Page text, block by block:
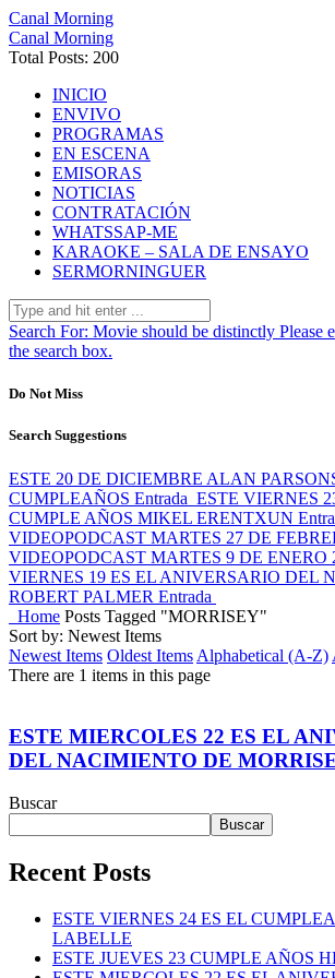
Canal Morning
Canal Morning
Total Posts: 200
INICIO
ENVIVO
PROGRAMAS
EN ESCENA
EMISORAS
NOTICIAS
CONTRATACIÓN
WHATSSAP-ME
KARAOKE – SALA DE ENSAYO
SERMORNINGUER
Search For: Movie should be distinctly Please
the search box.
Do Not Miss
Search Suggestions
ESTE 20 DE DICIEMBRE ALAN
CUMPLEAÑOS Entrada ESTE VIERNES
CUMPLE AÑOS MIKEL ERENTXUN
VIDEOPODCAST MARTES 27 DE
VIDEOPODCAST MARTES 9 DE ENERO
VIERNES 19 ES EL ANIVERSARIO DEL
ROBERT PALMER Entrada
Home Posts Tagged "MORRISEY"
Sort by: Newest Items
Newest Items Oldest Items Alphabetical (A-Z)
There are 1 items in this page
ESTE MIERCOLES 22 ES EL
DEL NACIMIENTO DE
Buscar
Buscar
Recent Posts
ESTE VIERNES 24 ES EL
LABELLE
ESTE JUEVES 23 CUMPLE AÑOS